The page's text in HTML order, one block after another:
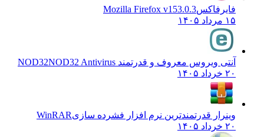
فایرفاکسMozilla Firefox v153.0.3
۱۵ مرداد ۱۴۰۵
آنتی ویروس معروف و قدرتمند NOD32 NOD32 Antivirus
۲۰ خرداد ۱۴۰۵
وینرار قدرتمندترین نرم افزار فشرده سازیWinRAR
۲۰ خرداد ۱۴۰۵